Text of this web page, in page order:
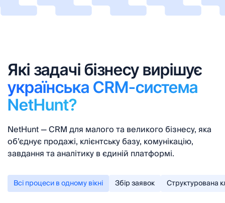
Які задачі бізнесу вирішує
українська CRM-система
NetHunt?
NetHunt — CRM для малого та великого бізнесу, яка
об’єднує продажі, клієнтську базу, комунікацію,
завдання та аналітику в єдиній платформі.
Всі процеси в одному вікні Збір заявок Структурована